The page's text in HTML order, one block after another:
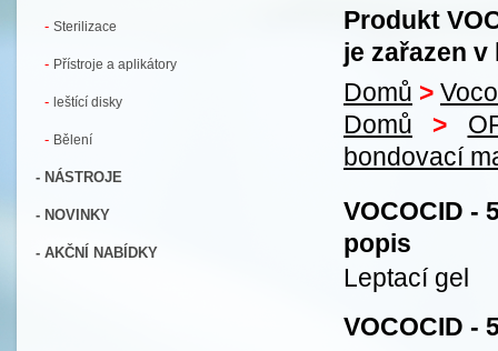
- Sterilizace
- Přístroje a aplikátory
- leštící disky
- Bělení
- NÁSTROJE
- NOVINKY
- AKČNÍ NABÍDKY
Produkt
je zařazen
Domů >
Domů
>
bondovací
VOCOCID -
popis
Leptací gel
VOCOCID -